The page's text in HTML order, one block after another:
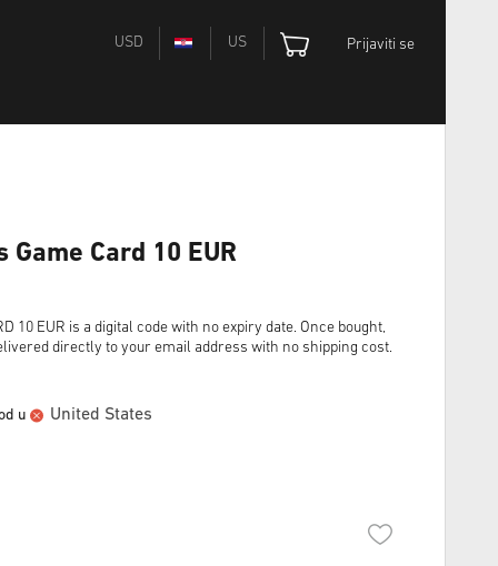
USD US Prijaviti se
Card 10 EUR
10 EUR is a digital code with no expiry date. Once bought,
directly to your email address with no shipping cost.
u
United States